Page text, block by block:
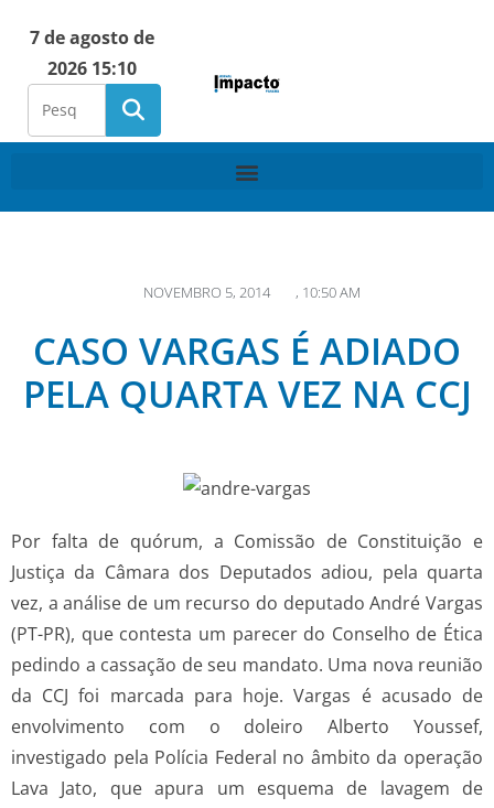
7 de agosto de
2026 15:10
NOVEMBRO 5, 2014 , 10:50 AM
CASO VARGAS É ADIADO
PELA QUARTA VEZ NA CCJ
Por falta de quórum, a Comissão de Constituição e
Justiça da Câmara dos Deputados adiou, pela quarta
vez, a análise de um recurso do deputado André Vargas
(PT-PR), que contesta um parecer do Conselho de Ética
pedindo a cassação de seu mandato. Uma nova reunião
da CCJ foi marcada para hoje. Vargas é acusado de
envolvimento com o doleiro Alberto Youssef,
investigado pela Polícia Federal no âmbito da operação
Lava Jato, que apura um esquema de lavagem de